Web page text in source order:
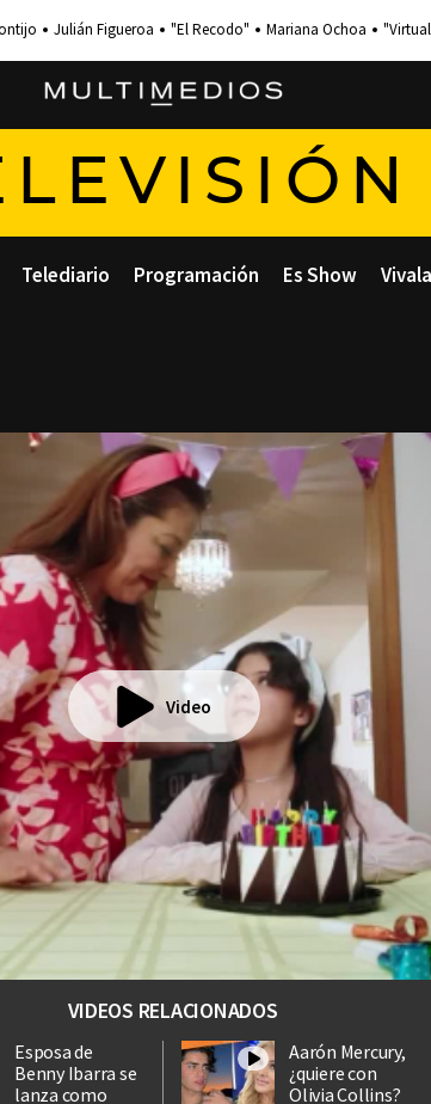
Julián Figueroa "El Recodo" Mariana Ochoa
Telediario Programación Es Show
Video
VIDEOS RELACIONADOS
Esposa de
Benny Ibarra se
lanza como
Aarón Mercury,
¿quiere con
Olivia Collins?